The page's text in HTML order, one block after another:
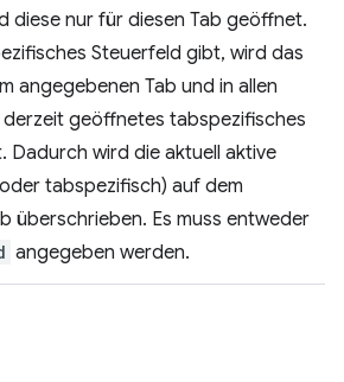
diese nur für diesen Tab geöffnet.
Steuerfeld gibt, wird das
angegebenen Tab und in allen
geöffnetes tabspezifisches
Dadurch wird die aktuell aktive
tabspezifisch) auf dem
überschrieben. Es muss entweder
angegeben werden.